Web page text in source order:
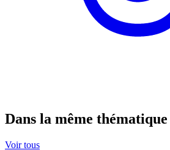
Dans la même thématique
Voir tous